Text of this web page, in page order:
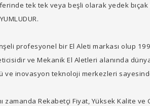
tek tek veya beşli olarak yedek bıçak
profesyonel bir El Aleti markası olup
ve Mekanik El Aletleri alanında
ve inovasyon teknoloji merkezleri
zamanda Rekabetçi Fiyat, Yüksek Kalite